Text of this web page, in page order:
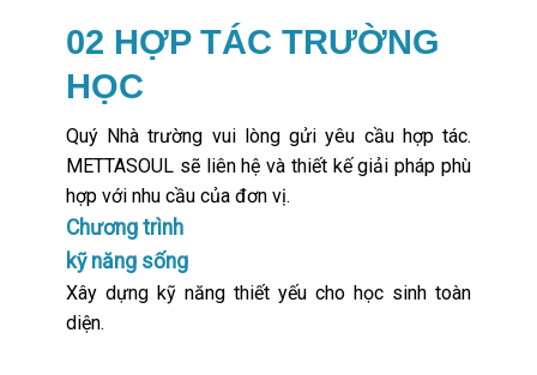
02 HỢP TÁC TRƯỜNG
HỌC
Quý Nhà trường vui lòng gửi yêu cầu hợp tác.
METTASOUL sẽ liên hệ và thiết kế giải pháp phù
hợp với nhu cầu của đơn vị.
Chương trình
kỹ năng sống
Xây dựng kỹ năng thiết yếu cho học sinh toàn
diện.